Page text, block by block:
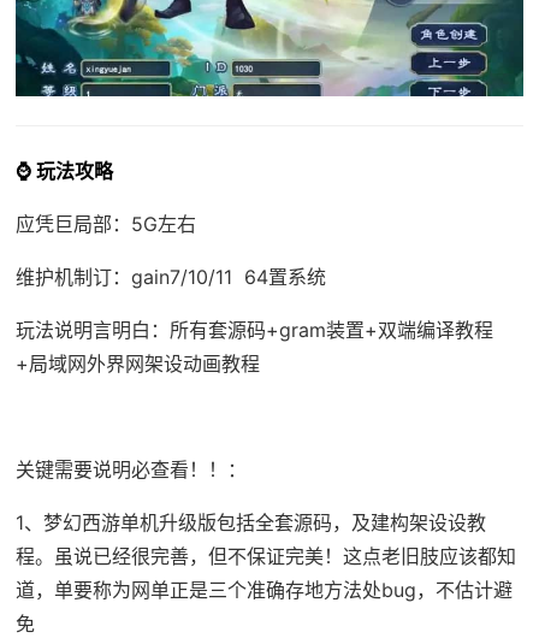
⌚ 玩法攻略
应凭巨局部：5G左右
维护机制订：gain7/10/11 64置系统
玩法说明言明白：所有套源码+gram装置+双端编译教程
+局域网外界网架设动画教程
关键需要说明必查看！！：
1、 梦幻西游单机升级版包括全套源码，及建构架设设教
程。虽说已经很完善，但不保证完美！这点老旧肢应该都知
道，单要称为网单正是三个准确存地方法处bug，不估计避
免